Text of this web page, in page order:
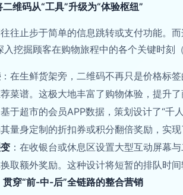
维码从“工具”升级为“体验枢纽”
往止步于简单的信息跳转或支付功能。
入挖掘顾客在购物旅程中的各个关键时刻
：在生鲜货架旁，二维码不再只是价格标
菜谱。这极大地丰富了购物体验，提升了
基于超市的会员APP数据，策划设计了“
量身定制的折扣券或积分翻倍奖励，实
：在收银台或休息区设置大型互动屏幕
取额外奖励。这种设计将短暂的排队时
穿“前-中-后”全链路的整合营销